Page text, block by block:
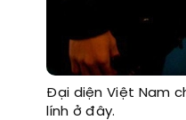
Đại diện Việt Nam
lính ở đây.